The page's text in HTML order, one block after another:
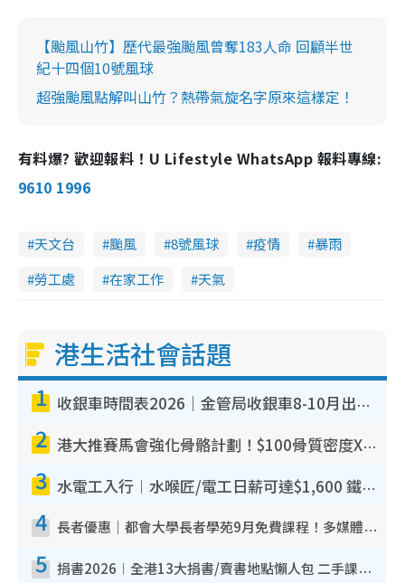
【颱風山竹】歷代最強颱風曾奪183人命 回顧半世
紀十四個10號風球
超強颱風點解叫山竹？熱帶氣旋名字原來這樣定！
有料爆? 歡迎報料！U Lifestyle WhatsApp 報料專線:
9610 1996
天文台 颱風 8號風球 疫情
暴雨
勞工處
在家工作 天氣
港生活社會話題
1 收銀車時間表2026｜金管局收銀車8-10月出沒地點+時間！無須手續費！硬幣免費轉現鈔或增值至八達通
2 港大推賽馬會強化骨骼計劃！$100骨質密度X光檢查 完成免費運動訓練送超市禮券！附參加資格
3 水電工入行︱水喉匠/電工日薪可達$1,600 鐵飯碗職業難被AI取代！附薪酬參考＋入行考牌途徑
4 長者優惠｜都會大學長者學苑9月免費課程！多媒體/微電影創作/網絡安全 附報名方法教學
5 捐書2026︱全港13大捐書/賣書地點懶人包 二手課本最高$150＋舊書換免費咖啡/戲票